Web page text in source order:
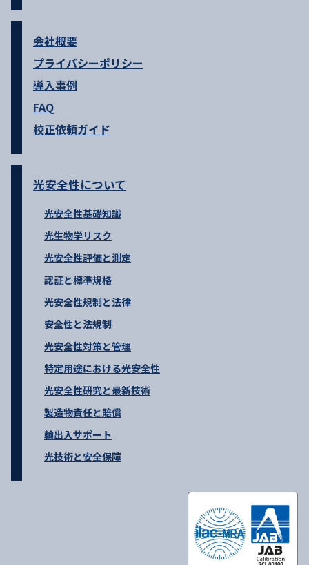
会社概要
プライバシーポリシー
導入事例
FAQ
校正依頼ガイド
光安全性について
光安全性基礎知識
光生物学リスク
光安全性評価と測定
認証と標準規格
光安全性規制と法律
安全性と法規制
光安全性対策と管理
特定用途における光安全性
光安全性研究と最新技術
製造物責任と賠償
輸出入サポート
光技術と安全保障